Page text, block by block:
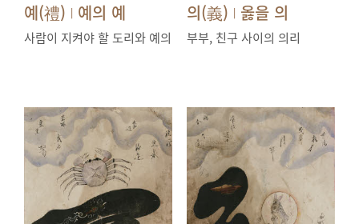
예(禮) | 예의 예
사람이 지켜야 할 도리와 예의
의(義) | 옳을 의
부부, 친구 사이의 의리